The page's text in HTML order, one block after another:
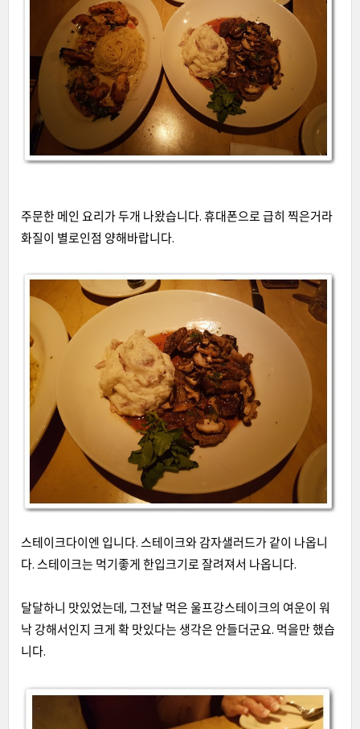
주문한 메인 요리가 두개 나왔습니다. 휴대폰으로 급히 찍은거라
화질이 별로인점 양해바랍니다.
스테이크다이엔 입니다. 스테이크와 감자샐러드가 같이 나옵니
다. 스테이크는 먹기좋게 한입크기로 잘려져서 나옵니다.
달달하니 맛있었는데, 그전날 먹은 울프강스테이크의 여운이 워
낙 강해서인지 크게 확 맛있다는 생각은 안들더군요. 먹을만 했습
니다.